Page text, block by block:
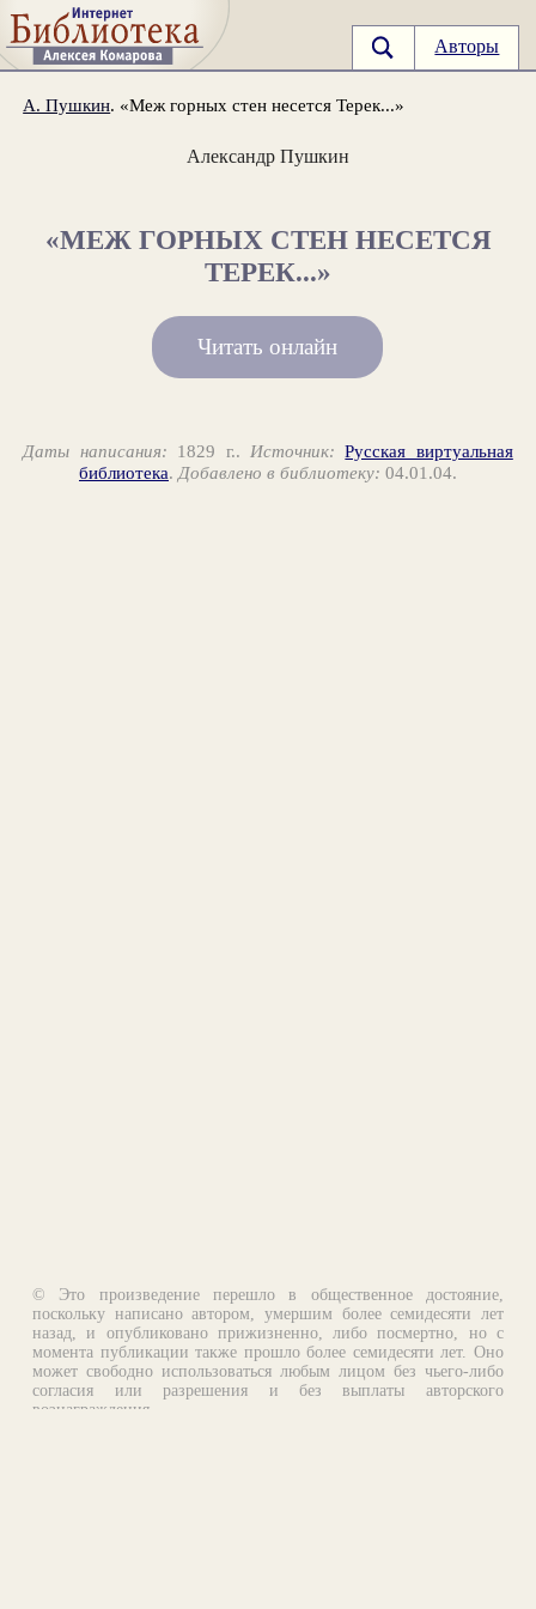
Авторы
А. Пушкин. «Меж горных стен несется Терек...»
Александр Пушкин
«МЕЖ ГОРНЫХ СТЕН НЕСЕТСЯ
ТЕРЕК...»
Читать онлайн
Даты написания: 1829 г.. Источник: Русская виртуальная
библиотека.Добавлено в библиотеку: 04.01.04.
© Это произведение перешло в общественное достояние,
поскольку написано автором, умершим более семидесяти лет
назад, и опубликовано прижизненно, либо посмертно, но с
момента публикации также прошло более семидесяти лет. Оно
может свободно использоваться любым лицом без чьего-либо
согласия или разрешения и без выплаты авторского
вознаграждения.